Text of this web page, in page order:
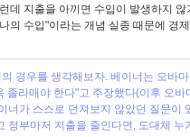
데 지출을 아끼면 수입이 발생하지
의 수입"이라는 개념 실종 때문에 경
경우를 생각해보자. 베이너는 오바
졸라매야 한다"고 주장했다(이후 오
너가 스스로 던져보지 않았던 질문이
정부마저 지출을 줄인다면, 도대체